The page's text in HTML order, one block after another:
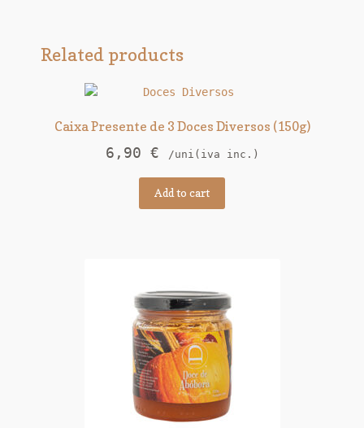
Related products
Caixa Presente de 3 Doces Diversos (150g)
6,90 € /uni(iva inc.)
Add to cart